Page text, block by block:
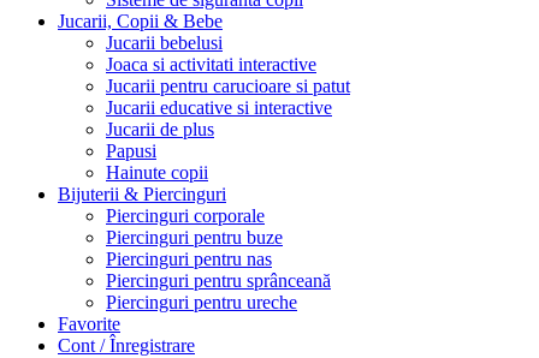
Jucarii, Copii & Bebe
Jucarii bebelusi
Joaca si activitati interactive
Jucarii pentru carucioare si patut
Jucarii educative si interactive
Jucarii de plus
Papusi
Hainute copii
Bijuterii & Piercinguri
Piercinguri corporale
Piercinguri pentru buze
Piercinguri pentru nas
Piercinguri pentru sprânceană
Piercinguri pentru ureche
Favorite
Cont / Înregistrare